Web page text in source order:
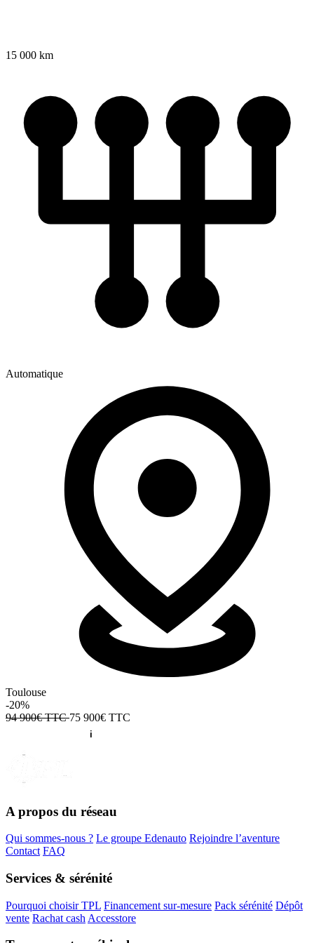
15 000 km
Automatique
Toulouse
-20%
94 900€ TTC75 900€ TTC
A propos du réseau
Qui sommes-nous ? Le groupe Edenauto Rejoindre l’aventure
Contact FAQ
Services & sérénité
Pourquoi choisir TPL Financement sur-mesure Pack sérénité Dépôt
vente Rachat cash Accesstore